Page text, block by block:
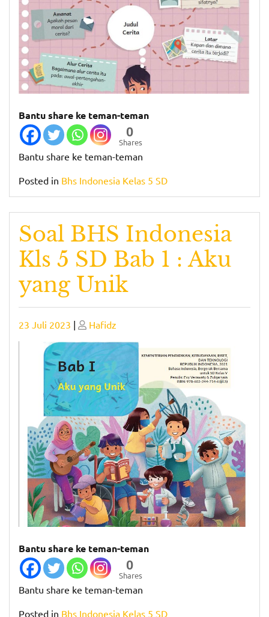
Bantu share ke teman-teman
0
Shares
Bantu share ke teman-teman
Posted in Bhs Indonesia Kelas 5 SD
Soal BHS Indonesia
Kls 5 SD Bab 1 : Aku
yang Unik
Posted
23 Juli 2023 | Posted
Hafidz
Bantu share ke teman-teman
0
Shares
Bantu share ke teman-teman
Posted in Bhs Indonesia Kelas 5 SD